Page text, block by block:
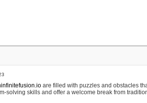
are filled with puzzles and obstacles
solving skills and offer a welcome break from